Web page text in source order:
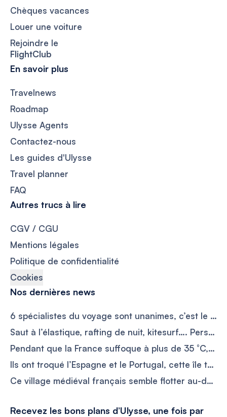
Chèques vacances
Louer une voiture
Rejoindre le
FlightClub
En savoir plus
Travelnews
Roadmap
Ulysse Agents
Contactez-nous
Les guides d'Ulysse
Travel planner
FAQ
Autres trucs à lire
CGV / CGU
Mentions légales
Politique de confidentialité
Cookies
Nos dernières news
6 spécialistes du voyage sont unanimes, c’est le pays numéro 1 pour un solo trip
Saut à l’élastique, rafting de nuit, kitesurf…. Personne ne l’attendait aussi haut, la France devient la 4e meilleure destination au monde pour les sensations fortes
Pendant que la France suffoque à plus de 35 °C, ce village des Dolomites reste entre 11 et 24 °C en août
Ils ont troqué l’Espagne et le Portugal, cette île tropicale devient la destination la moins chère pour prendre sa retraite avec 2 000 € par mois
Ce village médiéval français semble flotter au-dessus des nuages et attire 600 000 visiteurs par an
Recevez les bons plans d’Ulysse, une fois par